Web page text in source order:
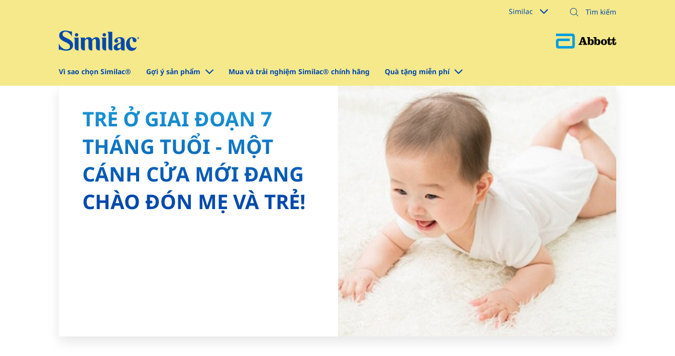
Similac
Vì sao chọn Similac® Gợi ý sản phẩm Mua và trải nghiệm Similac® chính hãng Quà tặng miễn phí
TRẺ Ở GIAI ĐOẠN 7
THÁNG TUỔI - MỘT
CÁNH CỬA MỚI ĐANG
CHÀO ĐÓN MẸ VÀ TRẺ!